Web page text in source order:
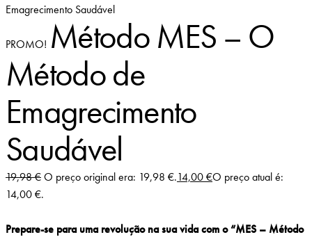
Emagrecimento Saudável
PROMO! Método MES – O
Método de
Emagrecimento
Saudável
19,98€O preço original era: 19,98 €.14,00€O preço atual é:
14,00 €.
Prepare-se para uma revolução na sua vida com o “MES – Método